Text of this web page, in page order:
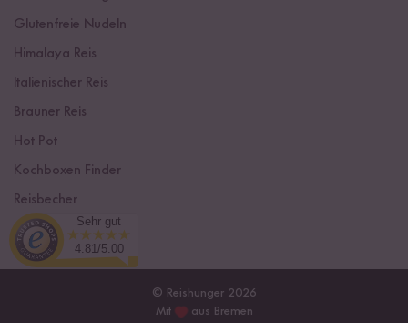
Glutenfreie Nudeln
Himalaya Reis
Italienischer Reis
Brauner Reis
Hot Pot
Kochboxen Finder
Reisbecher
Sushi Einsteiger Box
© Reishunger 2026
Mit
aus Bremen
Sehr gut
4.81/5.00